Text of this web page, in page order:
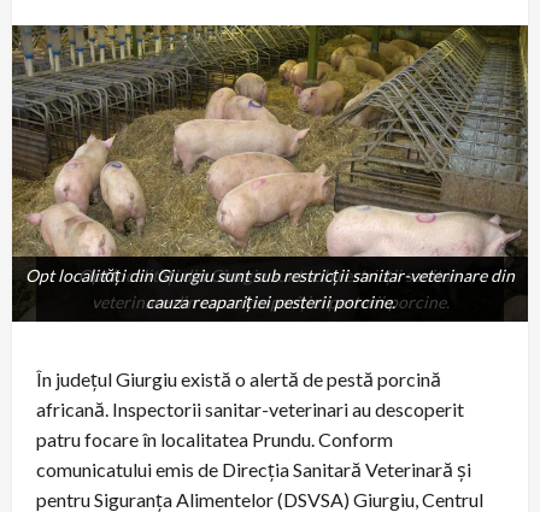
Opt localități din Giurgiu sunt sub restricții sanitar-
veterinare din cauza reapariției pesterii porcine.
Opt localități din Giurgiu sunt sub restricții sanitar-veterinare din
cauza reapariției pesterii porcine.
În județul Giurgiu există o alertă de pestă porcină
africană. Inspectorii sanitar-veterinari au descoperit
patru focare în localitatea Prundu. Conform
comunicatului emis de Direcţia Sanitară Veterinară şi
pentru Siguranţa Alimentelor (DSVSA) Giurgiu, Centrul